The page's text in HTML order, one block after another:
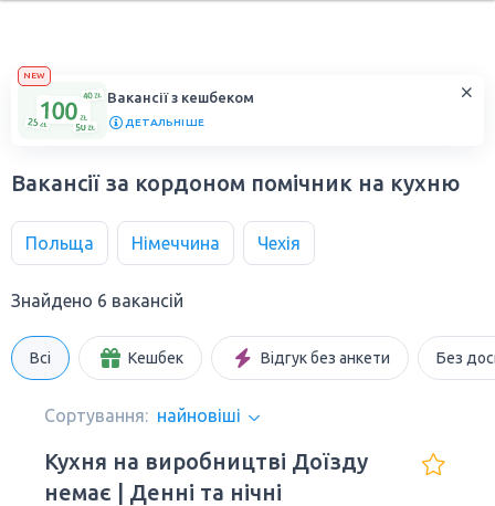
NEW
Вакансії з кешбеком
ДЕТАЛЬНІШЕ
Вакансії за кордоном помічник на кухню
Польща Німеччина Чехія
Знайдено 6 вакансій
Всі Кешбек Відгук без анкети Без
Сортування: найновіші
Кухня на виробництві Доїзду
немає | Денні та нічні